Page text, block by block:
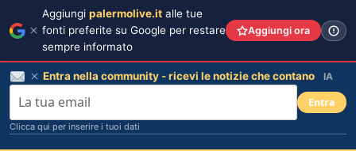
Aggiungi palermolive.it alle tue
fonti preferite su Google per restare
sempre informato
Aggiungi ora
Entra nella community - ricevi le notizie che contano IA
Entra
Clicca qui per inserire i tuoi dati